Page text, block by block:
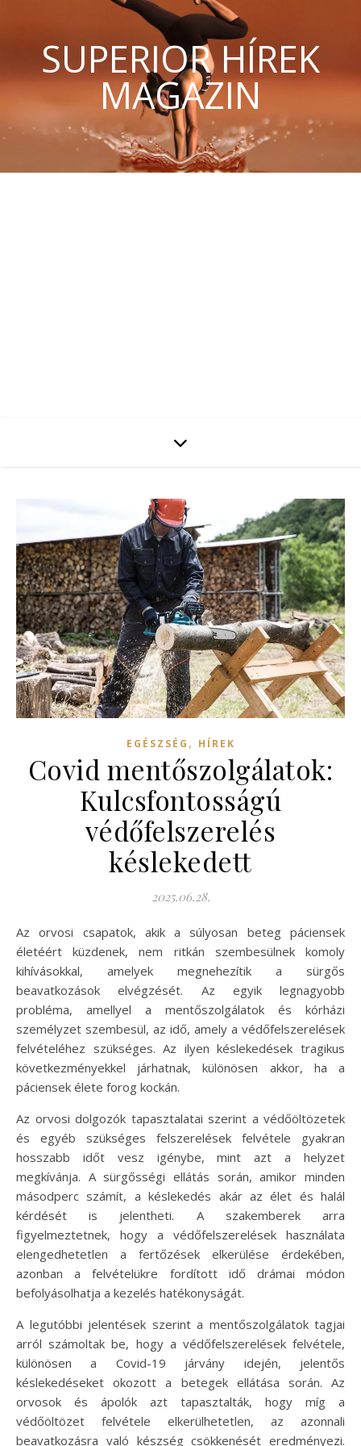
SUPERIOR HÍREK
MAGAZIN
EGÉSZSÉG , HÍREK
Covid mentőszolgálatok:
Kulcsfontosságú
védőfelszerelés
késlekedett
2025.06.28.
Az orvosi csapatok, akik a súlyosan beteg páciensek
életéért küzdenek, nem ritkán szembesülnek komoly
kihívásokkal, amelyek megnehezítik a sürgős
beavatkozások elvégzését. Az egyik legnagyobb
probléma, amellyel a mentőszolgálatok és kórházi
személyzet szembesül, az idő, amely a védőfelszerelések
felvételéhez szükséges. Az ilyen késlekedések tragikus
következményekkel járhatnak, különösen akkor, ha a
páciensek élete forog kockán.
Az orvosi dolgozók tapasztalatai szerint a védőöltözetek
és egyéb szükséges felszerelések felvétele gyakran
hosszabb időt vesz igénybe, mint azt a helyzet
megkívánja. A sürgősségi ellátás során, amikor minden
másodperc számít, a késlekedés akár az élet és halál
kérdését is jelentheti. A szakemberek arra
figyelmeztetnek, hogy a védőfelszerelések használata
elengedhetetlen a fertőzések elkerülése érdekében,
azonban a felvételükre fordított idő drámai módon
befolyásolhatja a kezelés hatékonyságát.
A legutóbbi jelentések szerint a mentőszolgálatok tagjai
arról számoltak be, hogy a védőfelszerelések felvétele,
különösen a Covid-19 járvány idején, jelentős
késlekedéseket okozott a betegek ellátása során. Az
orvosok és ápolók azt tapasztalták, hogy míg a
védőöltözet felvétele elkerülhetetlen, az azonnali
beavatkozásra való készség csökkenését eredményezi.